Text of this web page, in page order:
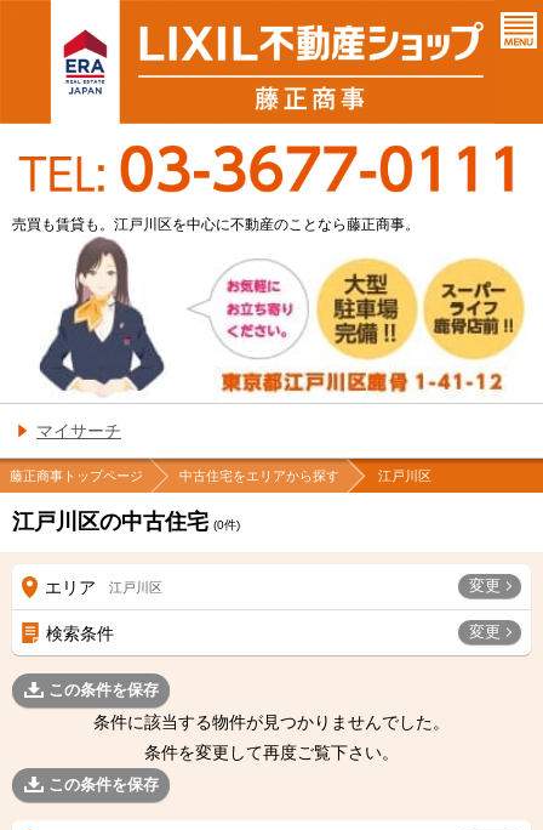
売買も賃貸も。江戸川区を中心に不動産のことなら藤正商事。
マイサーチ
藤正商事トップページ 中古住宅をエリアから探す 江戸川区
江戸川区の中古住宅 (0件)
エリア 江戸川区 変更
検索条件 変更
この条件を保存
条件に該当する物件が見つかりませんでした。
条件を変更して再度ご覧下さい。
この条件を保存